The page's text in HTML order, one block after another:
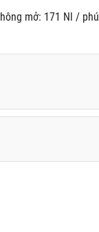
mở: 171 Nl /